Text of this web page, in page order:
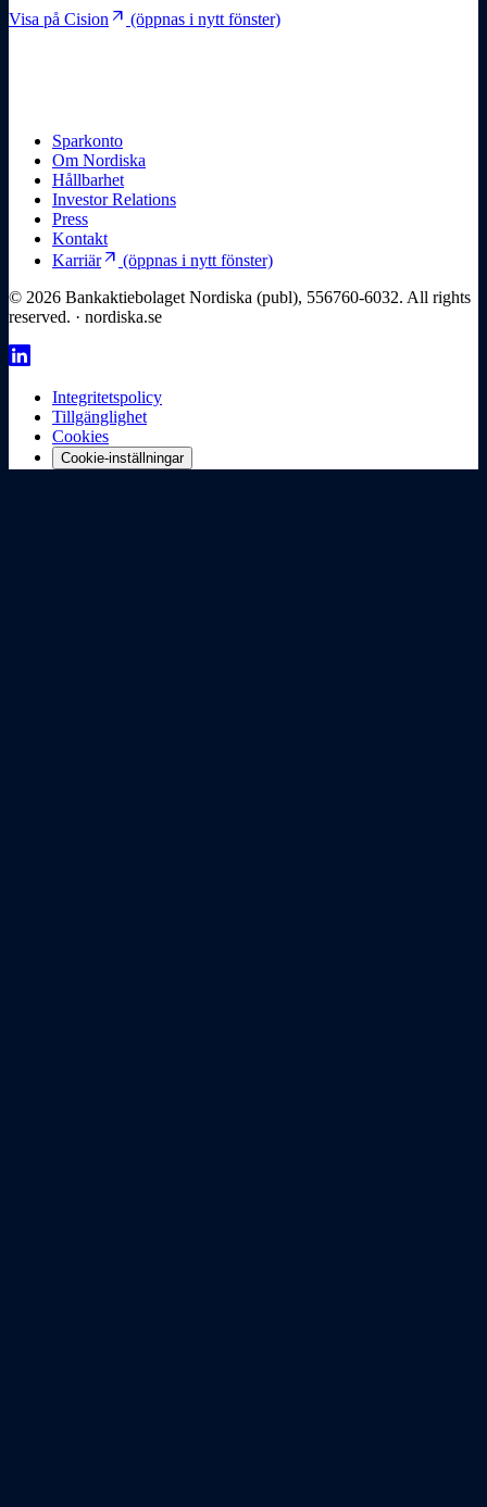
Visa på Cision arrow_outward (öppnas i nytt fönster)
Sparkonto
Om Nordiska
Hållbarhet
Investor Relations
Press
Kontakt
Karriärarrow_outward (öppnas i nytt fönster)
© 2026 Bankaktiebolaget Nordiska (publ), 556760-6032. All rights
reserved. · nordiska.se
Integritetspolicy
Tillgänglighet
Cookies
Cookie-inställningar